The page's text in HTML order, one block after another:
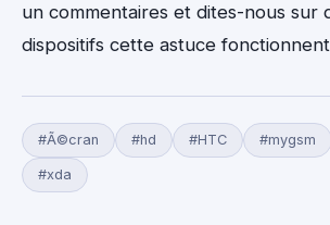
un commentaires et dites-nous sur
dispositifs cette astuce
#Ã©cran #hd #HTC #mygsm
#xda